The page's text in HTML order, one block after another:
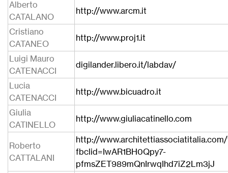
Alberto
CATALANO
http://www.arcm.it
Cristiano
CATANEO
http://www.proj1.it
Luigi Mauro
CATENACCI
digilander.libero.it/labdav/
Lucia
CATENACCI
http://www.bicuadro.it
Giulia
CATINELLO
http://www.giuliacatinello.com
Roberto
CATTALANI
http://
fbclid=IwAR1BH0Qpy7-
pfmsZET989mQnIrwqIhd7iZ2Lm3jJ